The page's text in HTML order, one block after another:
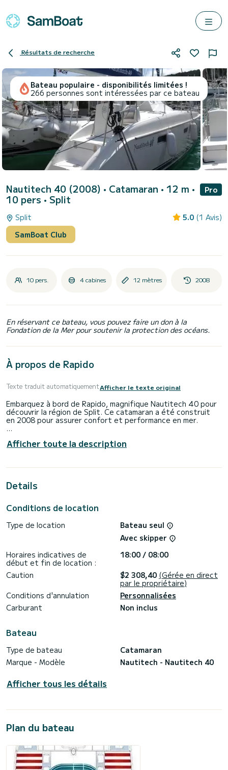
Résultats de recherche
Bateau populaire - disponibilités limitées !
266 personnes sont intéressées par ce bateau
Nautitech 40 (2008) • Catamaran • 12 m •
10 pers • Split
Pro
Split 5.0 (1 Avis)
SamBoat Club
10 pers. 4 cabines 12 mètres 2008
En réservant ce bateau, vous pouvez faire un don à la
Fondation de la Mer pour soutenir la protection des océans.
À propos de Rapido
Texte traduit automatiquementAfficher le texte original
Embarquez à bord de Rapido, magnifique Nautitech 40 pour
découvrir la région de Split. Ce catamaran a été construit
en 2008 pour assurer confort et performance en mer.
de 58 chevaux. Les 4 cabines permettent d'accueillir 10
personnes en navigation croisière.
Ce Nautitech 40 est pourvu de 2 toilettes avec douche.
Ce bateau est équipé d'une Grand voile lattée et d'un
extérieurs, Douche de pont.
Nous vous invitions à faire une demande de devis
directement via la plateforme, nous reviendrons vers vous
Afficher toute la description
Details
Conditions de location
Type de location
Bateau seul
Avec skipper
Horaires indicatives de
début et fin de location :
18:00 / 08:00
Caution
$2 308,40 (Gérée en direct
par le propriétaire)
Conditions d'annulation
Personnalisées
Carburant
Non inclus
Bateau
Type de bateau
Catamaran
Marque - Modèle
Nautitech - Nautitech 40
Afficher tous les détails
Plan du bateau